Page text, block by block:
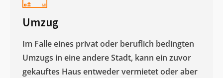
Umzug
Im Falle eines privat oder beruflich bedingten
Umzugs in eine andere Stadt, kann ein zuvor
gekauftes Haus entweder vermietet oder aber